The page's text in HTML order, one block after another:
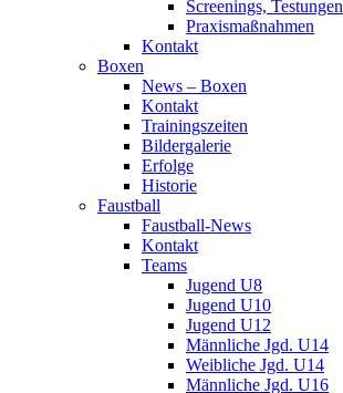
Screenings, Testungen
Praxismaßnahmen
Kontakt
Boxen
News – Boxen
Kontakt
Trainingszeiten
Bildergalerie
Erfolge
Historie
Faustball
Faustball-News
Kontakt
Teams
Jugend U8
Jugend U10
Jugend U12
Männliche Jgd. U14
Weibliche Jgd. U14
Männliche Jgd. U16